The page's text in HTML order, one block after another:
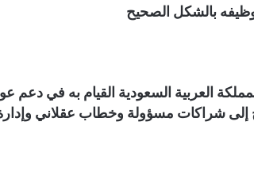
بالشكل الصحيح
العربية السعودية القيام به في دعم
إلى شراكات مسؤولة وخطاب عقلاني